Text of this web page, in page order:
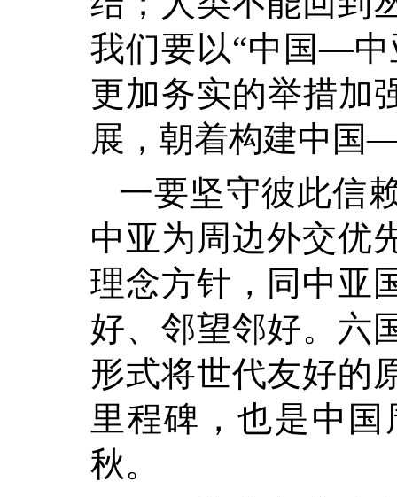
我们要以“中国—中
更加务实的举措加
展，朝着构建中国
一要坚守彼此信
中亚为周边外交优
理念方针，同中亚
好、邻望邻好。六
形式将世代友好的
里程碑，也是中
秋。